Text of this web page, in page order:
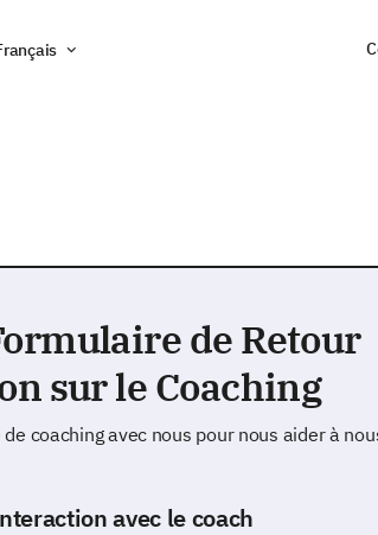
de Retour
sur le Coaching
coaching avec nous pour nous aider à
avec le coach